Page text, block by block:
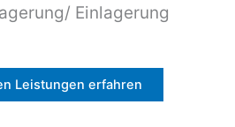
Einlagerung
Leistungen erfahren